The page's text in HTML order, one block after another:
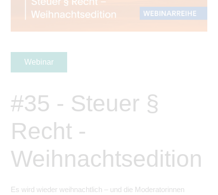
Webinar
#35 - Steuer §
Recht -
Weihnachtsedition
Es wird wieder weihnachtlich – und die Moderatorinnen